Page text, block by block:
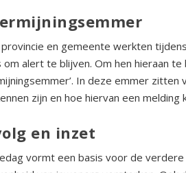
en gemeente werkten
om alert te blijven. Om hen hieraan
In deze emmer
zijn en hoe hiervan een melding
en inzet
vormt een basis voor de